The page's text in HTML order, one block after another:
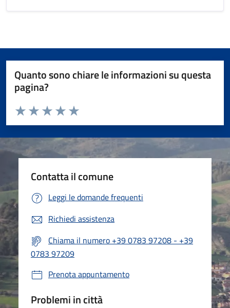
Quanto sono chiare le informazioni su questa
pagina?
Valuta da 1 a 5 stelle la pagina
Valuta 5 stelle su 5
Valuta 4 stelle su 5
Valuta 3 stelle su 5
Valuta 2 stelle su 5
Valuta 1 stelle su 5
Contatta il comune
Leggi le domande frequenti
Richiedi assistenza
Chiama il numero +39 0783 97208 - +39
0783 97209
Prenota appuntamento
Problemi in città